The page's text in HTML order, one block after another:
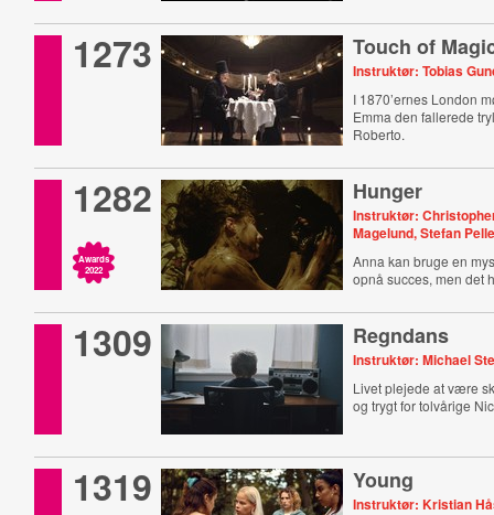
1273 Touch of
Instruktør: Tobias
I 1870’ernes London
Emma den fallerede
Roberto.
1282
Awards
2022
Hunger
Instruktør:
Magelund, Stefan
Anna kan bruge en
opnå succes, men det
1309 Regndans
Instruktør: Michael
Livet plejede at være
og trygt for tolvårige
1319 Young
Instruktør: Kristian